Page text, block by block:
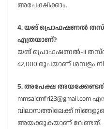
അപേക്ഷിക്കാം.
4. യങ് പ്രൊഫഷണൽ
എത്രയാണ്?
യങ് പ്രൊഫഷണൽ-II
42,000 രൂപയാണ് ശമ്പളം
5. അപേക്ഷ
വിലാസത്തിലേക്ക്
അയക്കുകയാണ് വേണ്ടത്.